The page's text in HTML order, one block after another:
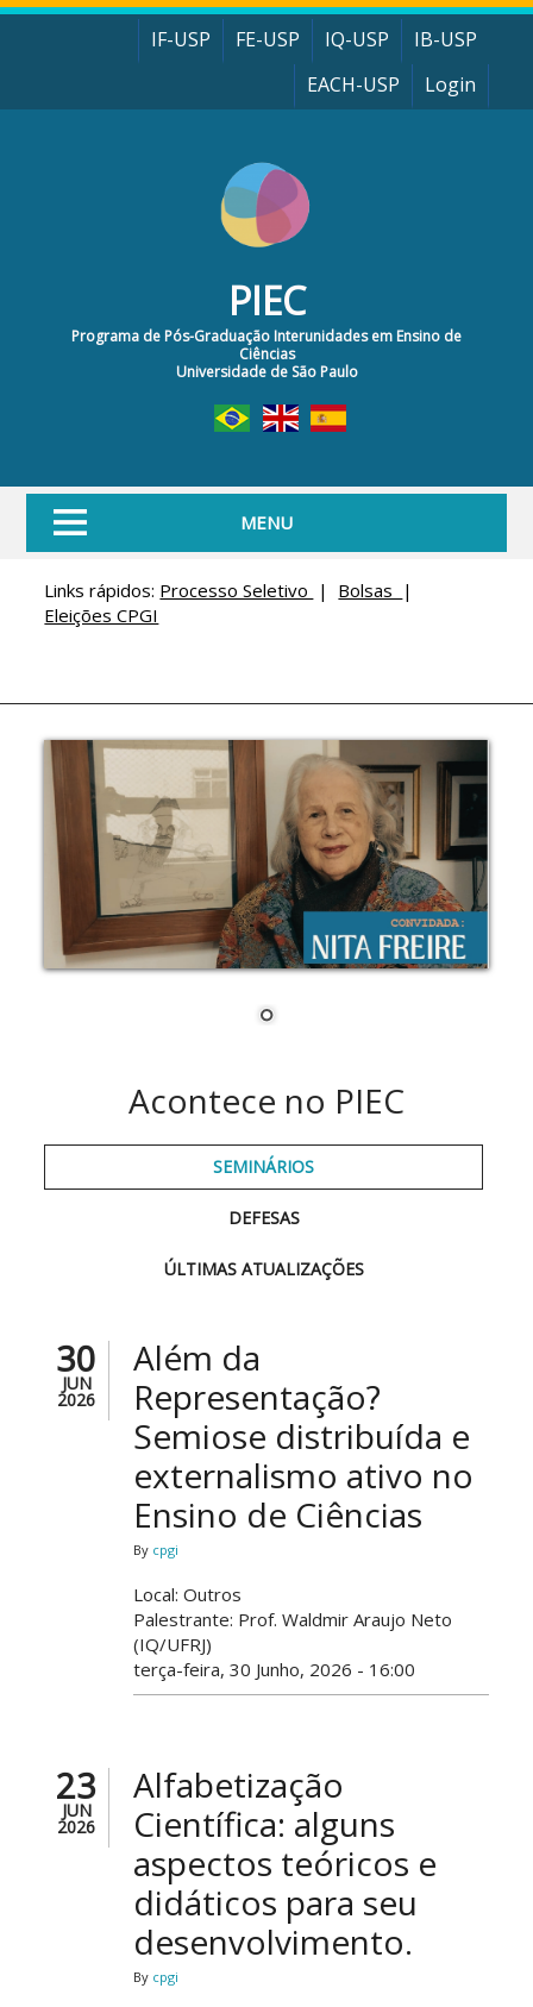
Pular para o conteúdo principal
IF-USP FE-USP IQ-USP
IB-USP
EACH-USP
Login
PIEC
Programa de Pós-Graduação Interunidades em Ensino de
Ciências
Universidade de São Paulo
MENU
Links rápidos: Processo Seletivo | Bolsas |
Eleições CPGI
Acontece no PIEC
SEMINÁRIOS
DEFESAS
ÚLTIMAS ATUALIZAÇÕES
30
JUN
2026
Além da
Representação?
Semiose distribuída e
externalismo ativo no
Ensino de Ciências
By cpgi
Local: Outros
Palestrante: Prof. Waldmir Araujo Neto
(IQ/UFRJ)
terça-feira, 30 Junho, 2026 - 16:00
23
JUN
2026
Alfabetização
Científica: alguns
aspectos teóricos e
didáticos para seu
desenvolvimento.
By cpgi